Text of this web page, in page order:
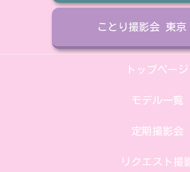
ことり撮影会 東京
トップページ
モデル一覧
定期撮影会
リクエスト撮